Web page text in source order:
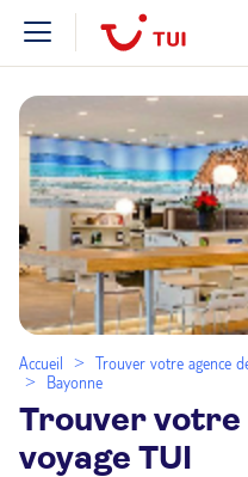
Accueil Trouver votre agence
Bayonne
Trouver votre
voyage TUI